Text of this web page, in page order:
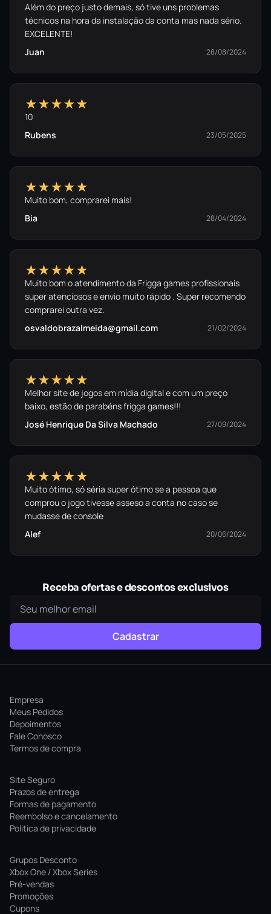
Prove o seu valor e sobreviva ao massacre
Além do preço justo demais, só tive uns problemas
técnicos na hora da instalação da conta mas nada sério.
EXCELENTE!
Juan
28/08/2024
★★★★★
10
Rubens
23/05/2025
★★★★★
Muito bom, comprarei mais!
Bia
28/04/2024
★★★★★
Muito bom o atendimento da Frigga games profissionais
super atenciosos e envio muito rápido . Super recomendo
comprarei outra vez.
osvaldobrazalmeida@gmail.com
21/02/2024
★★★★★
Melhor site de jogos em mídia digital e com um preço
baixo, estão de parabéns frigga games!!!
José Henrique Da Silva Machado
27/09/2024
★★★★★
Muito ótimo, só séria super ótimo se a pessoa que
comprou o jogo tivesse asseso a conta no caso se
mudasse de console
Alef
20/06/2024
Receba ofertas e descontos exclusivos
Cadastrar
Empresa
Meus Pedidos
Depoimentos
Fale Conosco
Termos de compra
Site Seguro
Prazos de entrega
Formas de pagamento
Reembolso e cancelamento
Politica de privacidade
Grupos Desconto
Xbox One / Xbox Series
Pré-vendas
Promoções
Cupons